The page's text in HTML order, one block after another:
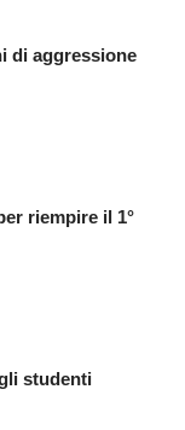
di aggressione
riempire il 1°
studenti